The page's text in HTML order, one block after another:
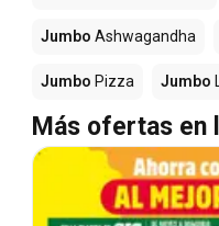
Jumbo Ashwagandha
Jumbo Pizza Jumbo
Más ofertas en